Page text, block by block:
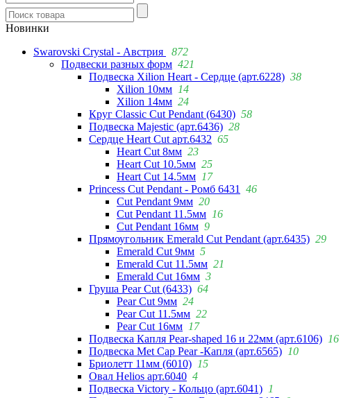
Новинки
Swarovski Crystal - Австрия
872
Подвески разных форм 421
Подвеска Xilion Heart - Сердце (арт.6228) 38
Xilion 10мм 14
Xilion 14мм 24
Круг Classic Cut Pendant (6430) 58
Подвеска Majestic (арт.6436) 28
Сердце Heart Cut арт.6432 65
Heart Cut 8мм 23
Heart Cut 10.5мм 25
Heart Cut 14.5мм 17
Princess Cut Pendant - Ромб 6431
46
Cut Pendant 9мм 20
Cut Pendant 11.5мм 16
Cut Pendant 16мм 9
Прямоугольник Emerald Cut Pendant (арт.6435) 29
Emerald Cut 9мм 5
Emerald Cut 11.5мм 21
Emerald Cut 16мм 3
Груша Pear Cut (6433) 64
Pear Cut 9мм 24
Pear Cut 11.5мм 22
Pear Cut 16мм 17
Подвеска Капля Pear-shaped 16 и 22мм (арт.6106) 16
Подвеска Met Cap Pear -Капля (арт.6565) 10
Бриолетт 11мм (6010) 15
Овал Helios арт.6040 4
Подвеска Victory - Кольцо (арт.6041) 1